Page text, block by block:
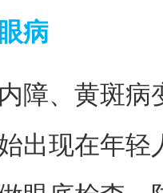
病
、黄斑病
出现在年轻